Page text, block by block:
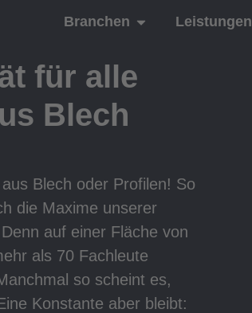
Branchen Leistungen
für alle
Blech
Blech oder Profilen! So
die Maxime unserer
auf einer Fläche von
als 70 Fachleute
so scheint es,
Konstante aber bleibt: